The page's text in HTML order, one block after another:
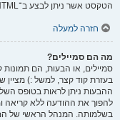
הטקסט אשר ניתן לבצע ב־HTML ניתן גם לבצע בעזרת BBCode במקום.
חזרה למעלה
מה הם סמיילים?
סמיילים, או הבעות, הם
בעזרת קוד קצר, למשל :)
ההבעות ניתן לראות בטופס
להפוך את ההודעה ללא קריאה
בשלמותה. המנהל הראשי של